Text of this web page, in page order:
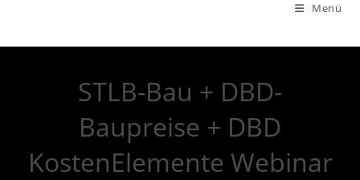
Menü
STLB-Bau + DBD-
Baupreise + DBD
KostenElemente Webinar